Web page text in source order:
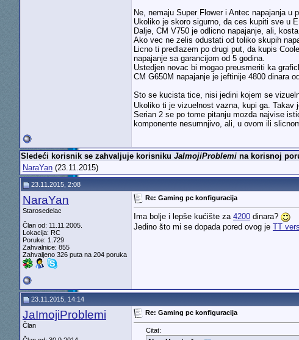
Ne, nemaju Super Flower i Antec napajanja u
Ukoliko je skoro sigurno, da ces kupiti sve u
Dalje, CM V750 je odlicno napajanje, ali,
Ako vec ne zelis odustati od toliko skupih
Licno ti predlazem po drugi put, da kupis
napajanje sa garancijom od 5 godina.
Ustedjen novac bi mogao preusmeriti ka
CM G650M napajanje je jeftinije 4800 dinara
Sto se kucista tice, nisi jedini kojem se
Ukoliko ti je vizuelnost vazna, kupi ga. Takav
Serian 2 se po tome pitanju mozda najvise
komponente nesumnjivo, ali, u ovom ili
Sledeći korisnik se zahvaljuje korisniku JaImojiProblemina korisnoj
NaraYan(23.11.2015)
23.11.2015, 2:08
NaraYan
Starosedelac
Član od: 11.11.2005.
Lokacija: RC
Poruke: 1.729
Zahvalnice: 855
Zahvaljeno 326 puta na 204 poruka
Re: Gaming pc konfiguracija
Ima bolje i lepše kućište za 4200dinara?
Jedino što mi se dopada pored ovog je TT
23.11.2015, 14:14
JaImojiProblemi
Član
Re: Gaming pc konfiguracija
Citat: